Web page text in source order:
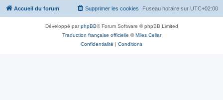
Accueil du forum Fuseau horaire sur UTC+02:00
Supprimer les cookies
Développé parphpBB® Forum Software © phpBB Limited
Traduction française officielle ©Miles Cellar
Confidentialité | Conditions